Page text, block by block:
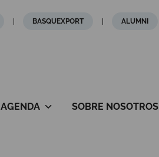
BASQUEXPORT ALUMNI
AGENDA SOBRE NOSOTROS